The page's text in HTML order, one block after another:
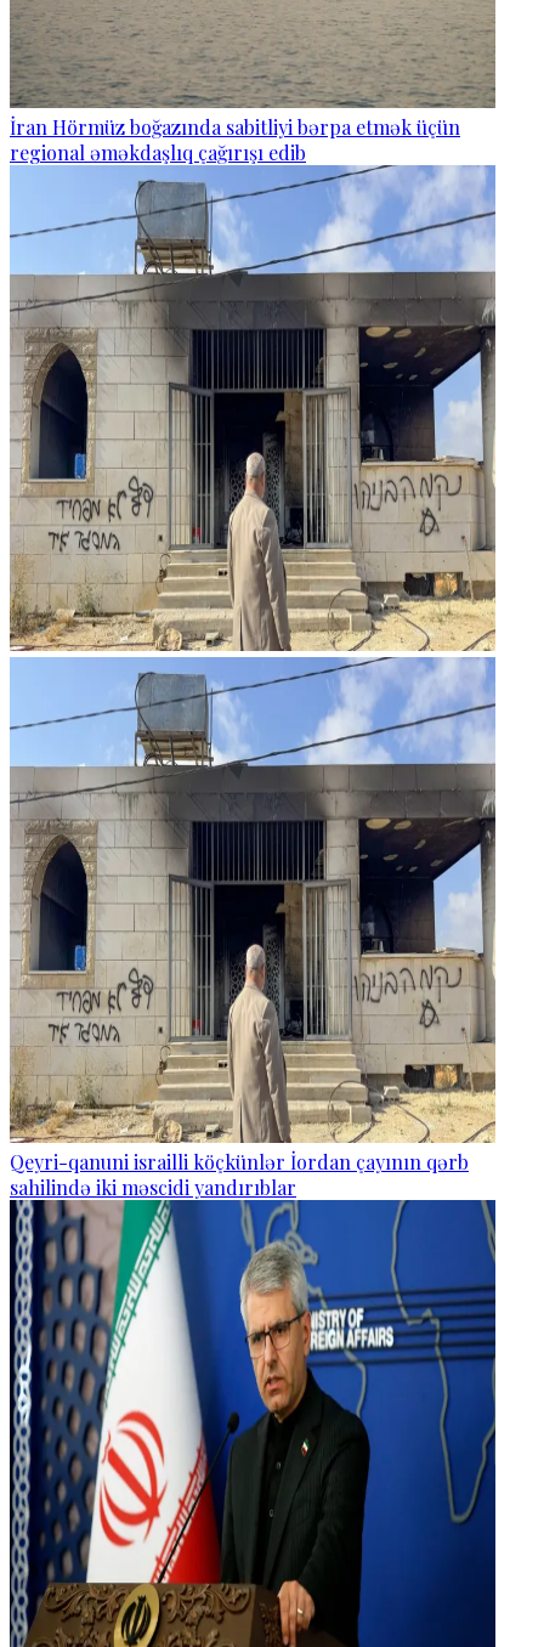
İran Hörmüz boğazında sabitliyi bərpa etmək üçün
regional əməkdaşlıq çağırışı edib
Qeyri-qanuni israilli köçkünlər İordan çayının qərb
sahilində iki məscidi yandırıblar